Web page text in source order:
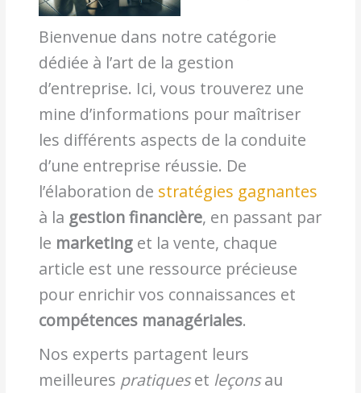
Bienvenue dans notre catégorie
dédiée à l’art de la gestion
d’entreprise. Ici, vous trouverez une
mine d’informations pour maîtriser
les différents aspects de la conduite
d’une entreprise réussie. De
l’élaboration de stratégies gagnantes
à la gestion financière, en passant par
le marketing et la vente, chaque
article est une ressource précieuse
pour enrichir vos connaissances et
compétences managériales.
Nos experts partagent leurs
meilleures pratiqueset leçonsau